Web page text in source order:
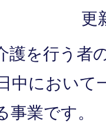
更
護を行う者
中において
業です。